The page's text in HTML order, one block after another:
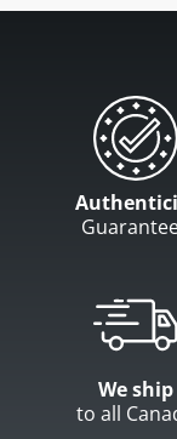
We ship
to all